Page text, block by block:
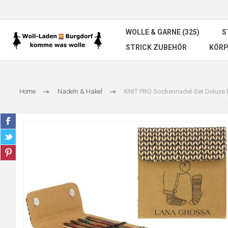
WOLLE & GARNE (325)
STRICK ZUBEHÖR
Home Nadeln & Häkel KNIT PRO Sockennadel-Set